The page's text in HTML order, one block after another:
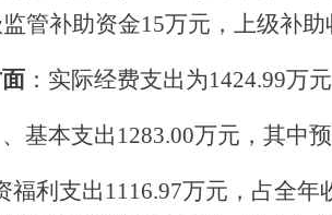
管补助资金15万元，上级补助
： 实际经费支出为1424.99万元
基本支出 1283.00万元， 其中
福利支出 1116.97万元， 占全年